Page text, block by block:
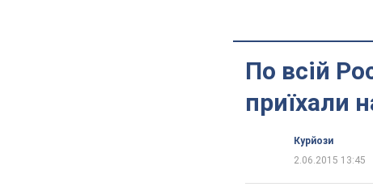
По всій
приїхали
Курйози
2.06.2015 13:45